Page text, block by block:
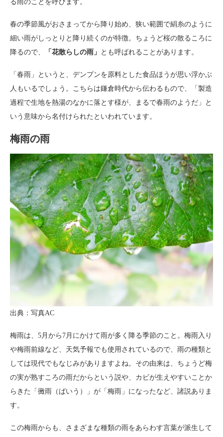
る雨のことを呼びます。
春の季節風がおさまってから降り始め、狭い範囲で絹糸のように
細い雨がしっとりと降り続くのが特徴。ちょうど桜の散るころに
降るので、
「花散らしの雨」 とも呼ばれることがあります。
「春雨」というと、デンプンを原料とした食品ほうが思い浮かぶ
人もいるでしょう。こちらは鎌倉時代から伝わるもので、「製造
過程で生地を熱湯のなかに落とす様が、まるで春雨のようだ」と
いう意味から名付けられたといわれています。
梅雨の雨
出典：写真AC
梅雨は、5月から7月にかけて雨が多く降る季節のこと。梅雨入り
や梅雨前線など、天気予報でも使用されているので、雨の種類と
しては現代でもなじみがありますよね。その由来は、ちょうど梅
の実が熟すころの雨だからという説や、カビが生えやすいことか
らきた「黴雨（ばいう）」が「梅雨」になったなど、諸説ありま
す。
この梅雨からも、さまざまな種類の雨をあらわす言葉が派生して